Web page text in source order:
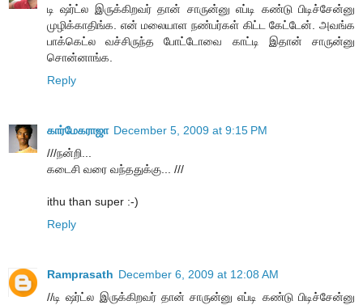
டி ஷர்ட்ல இருக்கிறவர் தான் சாருன்னு எப்டி கண்டு பிடிச்சேன்னு
முழிக்காதிங்க. என் மலையாள நண்பர்கள் கிட்ட கேட்டேன். அவங்க
பாக்கெட்ல வச்சிருந்த போட்டோவை காட்டி இதான் சாருன்னு
சொன்னாங்க.
Reply
கார்மேகராஜா December 5, 2009 at 9:15 PM
///நன்றி...
கடைசி வரை வந்ததுக்கு... ///
ithu than super :-)
Reply
Ramprasath December 6, 2009 at 12:08 AM
//டி ஷர்ட்ல இருக்கிறவர் தான் சாருன்னு எப்டி கண்டு பிடிச்சேன்னு